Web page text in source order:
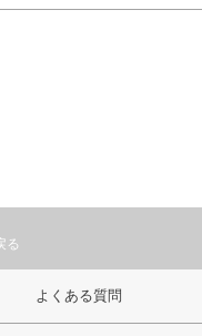
る
よくある質問